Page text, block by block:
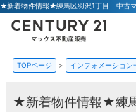
TOPページ インフォメーション
★新着物件情報★練